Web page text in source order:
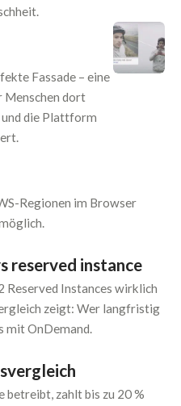
Fassade – eine
Menschen dort
die Plattform
Regionen im Browser
reserved instance
Reserved Instances wirklich
zeigt: Wer langfristig
mit OnDemand.
betreibt, zahlt bis zu 20 %